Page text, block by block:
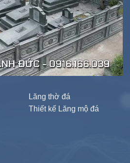
Lăng thờ đá
Thiết kế Lăng mộ đá